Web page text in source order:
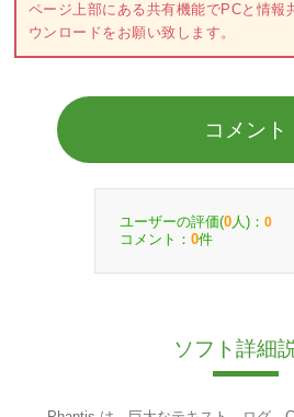
ページ上部にある共有機能でPCと情報
ウンロードをお願い致します。
コメント
ユーザーの評価(0 人)： 0
コメント： 0件
ソフト詳細